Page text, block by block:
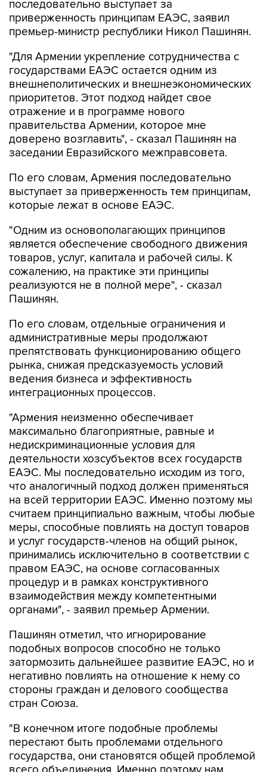
премьер-министр республики Никол Пашинян.
"Для Армении укрепление сотрудничества с
внешнеполитических и внешнеэкономических
приоритетов. Этот подход найдет свое
отражение и в программе нового
правительства Армении, которое мне
доверено возглавить", - сказал Пашинян на
заседании Евразийского межправсовета.
По его словам, Армения последовательно
которые лежат в основе ЕАЭС.
"Одним из основополагающих принципов
товаров, услуг, капитала и рабочей силы. К
сожалению, на практике эти принципы
реализуются не в полной мере", - сказал
Пашинян.
По его словам, отдельные ограничения и
препятствовать функционированию общего
рынка, снижая предсказуемость условий
ведения бизнеса и эффективность
интеграционных процессов.
"Армения неизменно обеспечивает
недискриминационные условия для
деятельности хозсубъектов всех государств
ЕАЭС. Мы последовательно исходим из того,
что аналогичный подход должен применяться
на всей территории ЕАЭС. Именно поэтому мы
считаем принципиально важным, чтобы любые
меры, способные повлиять на доступ товаров
и услуг государств-членов на общий рынок,
принимались исключительно в соответствии с
правом ЕАЭС, на основе согласованных
процедур и в рамках конструктивного
взаимодействия между компетентными
органами", - заявил премьер Армении.
Пашинян отметил, что игнорирование
затормозить дальнейшее развитие ЕАЭС, но и
негативно повлиять на отношение к нему со
стороны граждан и делового сообщества
стран Союза.
"В конечном итоге подобные проблемы
государства, они становятся общей проблемой
всего объединения. Именно поэтому нам
необходимо своевременно устранять